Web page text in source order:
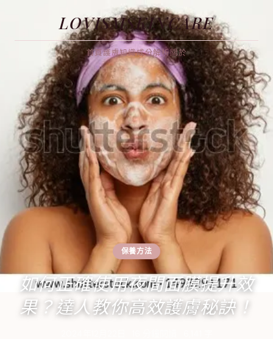
LOVISMSKINCARE
首頁護膚知識成分解析關於
保養方法
如何正確使用夜間面膜提升效
果？達人教你高效護膚秘訣！